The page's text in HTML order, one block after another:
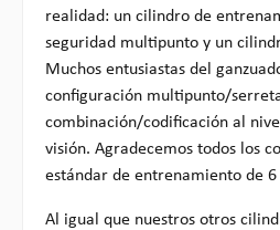
realidad: un cilindro de
seguridad multipunto y un
Muchos entusiastas del
configuración multipunto/
combinación/codificación al
visión. Agradecemos todos los
estándar de entrenamiento de
Al igual que nuestros otros